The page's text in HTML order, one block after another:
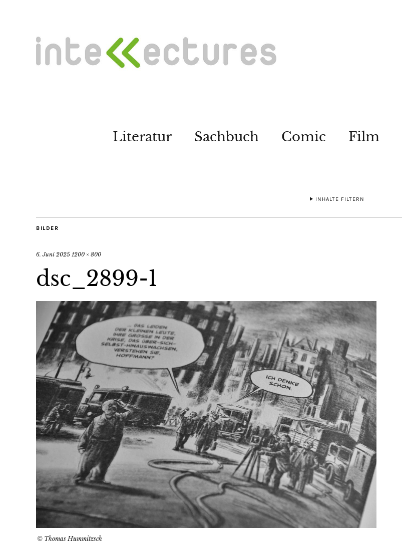
Literatur Sachbuch Comic Film
INHALTE FILTERN
BILDER
6. Juni 2025 1200 × 800
dsc_2899-1
© Thomas Hummitzsch